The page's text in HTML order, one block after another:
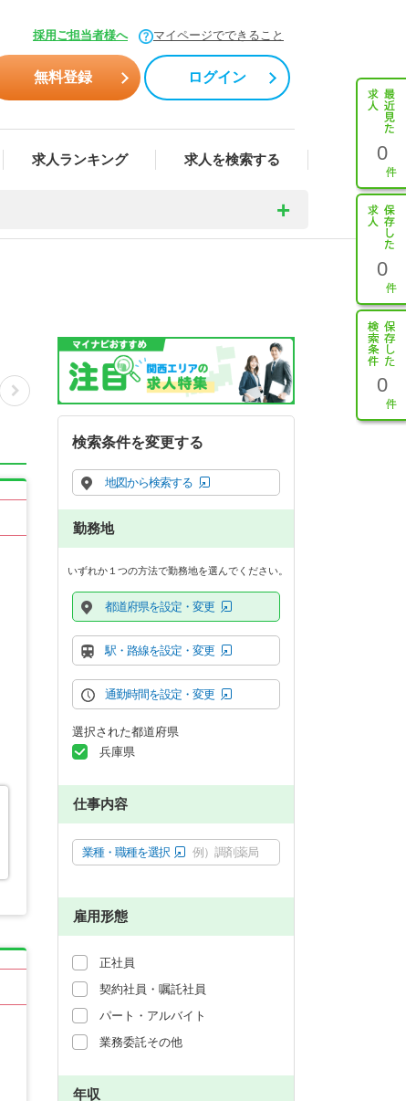
採用ご担当者様へ マイページでできること
無料登録 ログイン
求人ランキング 求人を検索する 0
0
0
検索条件を変更する
地図から検索する
勤務地
いずれか１つの方法で勤務地を選んでください。
都道府県を設定・変更
駅・路線を設定・変更
通勤時間を設定・変更
選択された都道府県
兵庫県
仕事内容
業種・職種を選択 例）調剤薬局
雇用形態
正社員
契約社員・嘱託社員
パート・アルバイト
業務委託その他
年収